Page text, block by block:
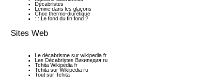
Décabristes
Lénine dans les glaçons
Choc thermo-diurétique
: : Le fond du fin fond ?
Sites Web
Le décabrisme sur wikipedia fr
Les Décabristes Википедия ru
Tchita Wikipédia fr
Tchita sur Wikipedia ru
Tout sur Tchita